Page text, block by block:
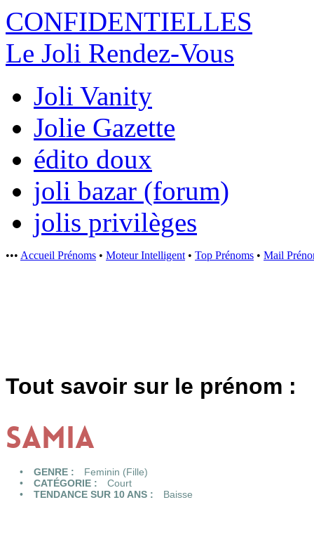
CONFIDENTIELLES
Le Joli Rendez-Vous
Joli Vanity
Jolie Gazette
édito doux
joli bazar (forum)
jolis privilèges
••• Accueil Prénoms • Moteur Intelligent • Top Prénoms • Mail
Tout savoir sur le prénom :
SAMIA
GENRE :
Feminin (Fille)
CATÉGORIE :
Court
TENDANCE SUR 10 ANS :
Baisse